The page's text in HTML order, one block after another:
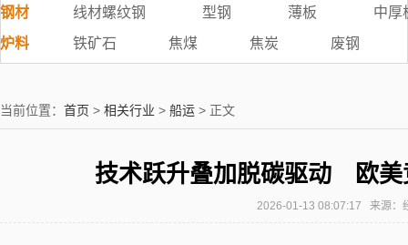
钢材 线材螺纹钢 型钢 薄板
中厚
炉料
铁矿石 焦煤 焦炭 废钢
当前位置： 首页 > 相关行业 > 船运 > 正文
技术跃升叠加脱碳驱动 欧美
2026-01-13 08:07:17 来源